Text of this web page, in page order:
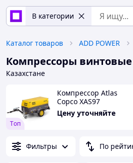
В категории
Каталог товаров ADD POWER
Компрессоры винтовые
Казахстане
Tоп
Компрессор Atlas
Copco XAS97
Цену уточняйте
Фильтры По